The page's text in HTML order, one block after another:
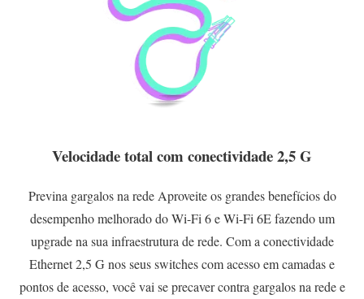
Velocidade total com conectividade 2,5 G
Previna gargalos na rede Aproveite os grandes benefícios do
desempenho melhorado do Wi-Fi 6 e Wi-Fi 6E fazendo um
upgrade na sua infraestrutura de rede. Com a conectividade
Ethernet 2,5 G nos seus switches com acesso em camadas e
pontos de acesso, você vai se precaver contra gargalos na rede e